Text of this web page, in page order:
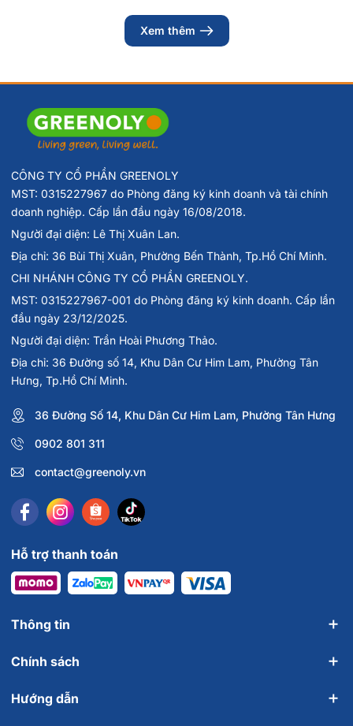
Xem thêm
CÔNG TY CỔ PHẦN GREENOLY
MST: 0315227967 do Phòng đăng ký kinh doanh và tài chính
doanh nghiệp. Cấp lần đầu ngày 16/08/2018.
Người đại diện: Lê Thị Xuân Lan.
Địa chỉ: 36 Bùi Thị Xuân, Phường Bến Thành, Tp.Hồ Chí Minh.
CHI NHÁNH CÔNG TY CỔ PHẦN GREENOLY.
MST: 0315227967-001 do Phòng đăng ký kinh doanh. Cấp lần
đầu ngày 23/12/2025.
Người đại diện: Trần Hoài Phương Thảo.
Địa chỉ: 36 Đường số 14, Khu Dân Cư Him Lam, Phường Tân
Hưng, Tp.Hồ Chí Minh.
36 Đường Số 14, Khu Dân Cư Him Lam, Phường Tân Hưng
0902 801 311
contact@greenoly.vn
Hỗ trợ thanh toán
Thông tin
Chính sách
Hướng dẫn